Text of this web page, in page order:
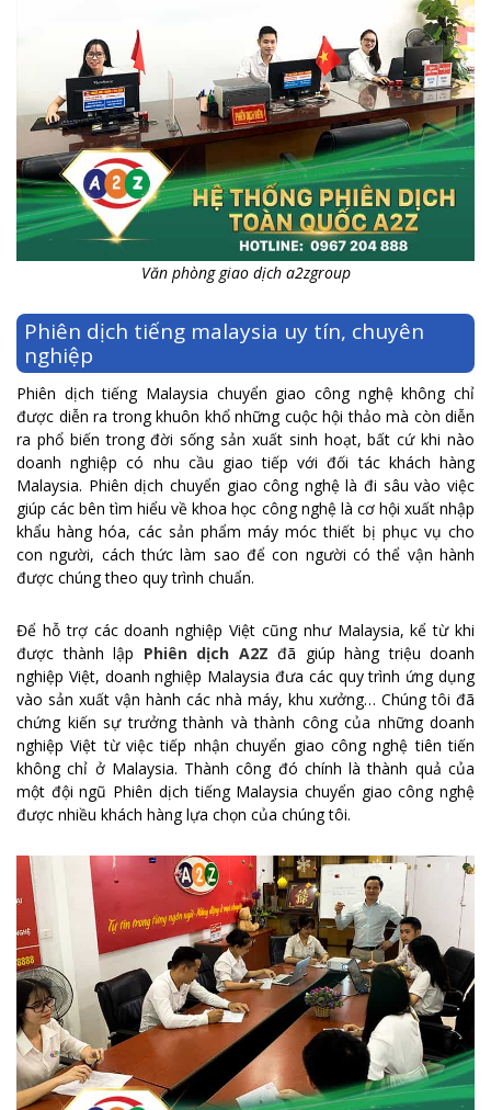
Văn phòng giao dịch a2zgroup
Phiên dịch tiếng malaysia uy tín, chuyên
nghiệp
Phiên dịch tiếng Malaysia chuyển giao công nghệ không chỉ
được diễn ra trong khuôn khổ những cuộc hội thảo mà còn diễn
ra phổ biến trong đời sống sản xuất sinh hoạt, bất cứ khi nào
doanh nghiệp có nhu cầu giao tiếp với đối tác khách hàng
Malaysia. Phiên dịch chuyển giao công nghệ là đi sâu vào việc
giúp các bên tìm hiểu về khoa học công nghệ là cơ hội xuất nhập
khẩu hàng hóa, các sản phẩm máy móc thiết bị phục vụ cho
con người, cách thức làm sao để con người có thể vận hành
được chúng theo quy trình chuẩn.
Để hỗ trợ các doanh nghiệp Việt cũng như Malaysia, kể từ khi
được thành lập Phiên dịch A2Z đã giúp hàng triệu doanh
nghiệp Việt, doanh nghiệp Malaysia đưa các quy trình ứng dụng
vào sản xuất vận hành các nhà máy, khu xưởng… Chúng tôi đã
chứng kiến sự trưởng thành và thành công của những doanh
nghiệp Việt từ việc tiếp nhận chuyển giao công nghệ tiên tiến
không chỉ ở Malaysia. Thành công đó chính là thành quả của
một đội ngũ Phiên dịch tiếng Malaysia chuyển giao công nghệ
được nhiều khách hàng lựa chọn của chúng tôi.